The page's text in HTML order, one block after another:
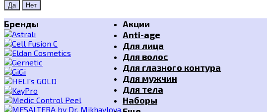
Бренды
Акции
Anti-age
Для лица
Для волос
Для глазного контура
Для мужчин
Для тела
Наборы